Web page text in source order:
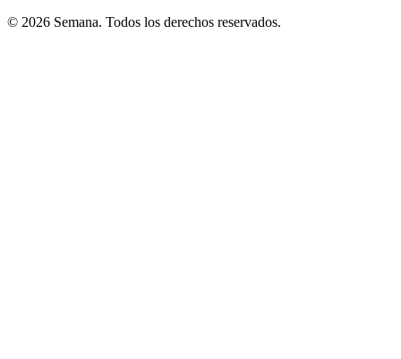
© 2026 Semana. Todos los derechos reservados.